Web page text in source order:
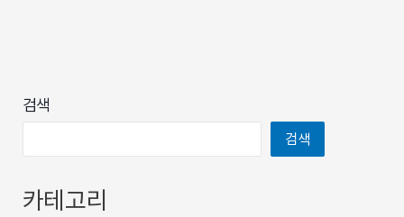
검색
검색
카테고리